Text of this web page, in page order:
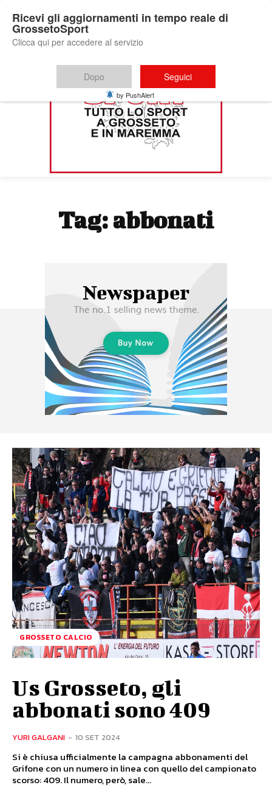
Tag: abbonati
GROSSETO CALCIO
Us Grosseto, gli
abbonati sono 409
YURI GALGANI - 10 SET 2024
Si è chiusa ufficialmente la campagna abbonamenti del
Grifone con un numero in linea con quello del campionato
scorso: 409. Il numero, però, sale...
Ricevi gli aggiornamenti in tempo reale di
GrossetoSport
Clicca qui per accedere al servizio
Dopo Seguici
by PushAlert